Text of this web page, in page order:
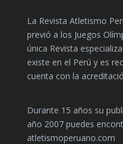
La Revista Atletismo
previó a los Juegos
única Revista
existe en el Perú y es
cuenta con la
Durante 15 años su
año 2007 puedes
atletismoperuano.com